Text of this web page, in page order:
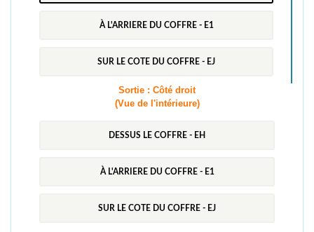
À L'ARRIERE DU COFFRE - E1
SUR LE COTE DU COFFRE - EJ
Sortie : Côté droit
(Vue de l'intérieure)
DESSUS LE COFFRE - EH
À L'ARRIERE DU COFFRE - E1
SUR LE COTE DU COFFRE - EJ